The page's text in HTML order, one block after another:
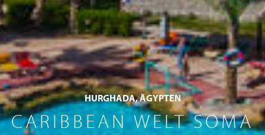
HURGHADA, ÄGYPTEN
CARIBBEAN WELT SOMA